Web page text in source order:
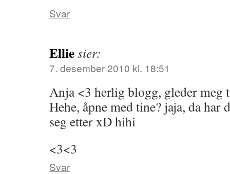
Svar
Elliesier:
7. desember 2010 kl. 18:51
Anja <3 herlig blogg, gleder meg
Hehe, åpne med tine? jaja, da har
seg etter xD hihi
<3<3
Svar